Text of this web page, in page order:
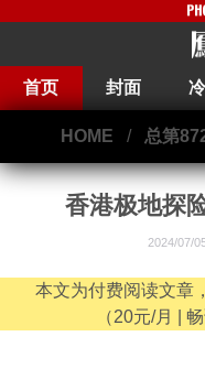
首页 封面
HOME / 总第
香港极地探
2024/07/
本文为付费阅读文章
（20元/月 |